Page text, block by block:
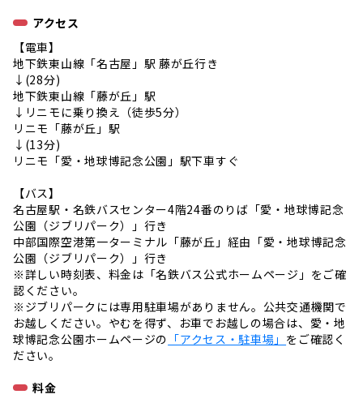
アクセス
【電車】
地下鉄東山線「名古屋」駅 藤が丘行き
↓(28分)
地下鉄東山線「藤が丘」駅
↓リニモに乗り換え（徒歩5分）
リニモ「藤が丘」駅
↓(13分)
リニモ「愛・地球博記念公園」駅下車すぐ
【バス】
名古屋駅・名鉄バスセンター4階24番のりば「愛・地球博記念
公園（ジブリパーク）」行き
中部国際空港第一ターミナル「藤が丘」経由「愛・地球博記念
公園（ジブリパーク）」行き
※詳しい時刻表、料金は「名鉄バス公式ホームページ」をご確
認ください。
※ジブリパークには専用駐車場がありません。公共交通機関で
お越しください。やむを得ず、お車でお越しの場合は、愛・地
球博記念公園ホームページの 「アクセス・駐車場」 をご確認く
ださい。
料金